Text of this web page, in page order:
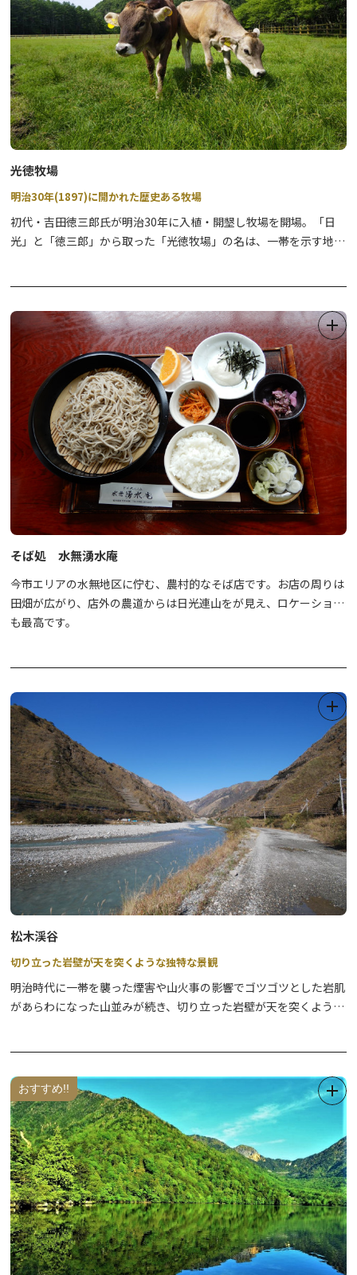
談させていただきますので、お電話でお申し込みください)
●お問い合わせ：一般社団法人 日光市観光協会 TEL:0288-22-
1525 FAX:0288-77-0201
受付時間 9時～17時(年中無休)
※写真はイメージです。
★★川治温泉まち歩きツアーはこちら★★
光徳牧場
明治30年(1897)に開かれた歴史ある牧場
初代・吉田徳三郎氏が明治30年に入植・開墾し牧場を開場。「日
光」と「徳三郎」から取った「光徳牧場」の名は、一帯を示す地名
大自然にマッチする外観のログハウスレストラン「CORRAL」で
は、ボリューム満点のハンバーガーセットや、光徳牧場オリジナル
の濃厚なアイスクリームをお楽しみください。
また、光徳の丘までの散策路にはクリンソウの群生地があり、5月
下旬～6月中旬ごろにかけて一面の花がお楽しみいただけます。
そば処 水無湧水庵
今市エリアの水無地区に佇む、農村的なそば店です。お店の周りは
田畑が広がり、店外の農道からは日光連山をが見え、ロケーション
も最高です。
松木渓谷
切り立った岩壁が天を突くような独特な景観
明治時代に一帯を襲った煙害や山火事の影響でゴツゴツとした岩肌
があらわになった山並みが続き、切り立った岩壁が天を突くように
アクセスは徒歩のみですのでご注意下さい。
おすすめ!!